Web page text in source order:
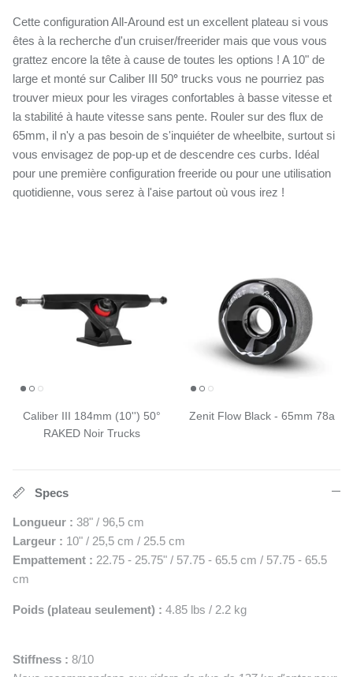
Cette configuration All-Around est un excellent plateau si vous
êtes à la recherche d'un cruiser/freerider mais que vous vous
grattez encore la tête à cause de toutes les options ! A 10" de
large et monté sur Caliber III 50° trucks vous ne pourriez pas
trouver mieux pour les virages confortables à basse vitesse et
la stabilité à haute vitesse sans pente. Rouler sur des flux de
65mm, il n'y a pas besoin de s'inquiéter de wheelbite, surtout si
vous envisagez de pop-up et de descendre ces curbs. Idéal
pour une première configuration freeride ou pour une utilisation
quotidienne, vous serez à l'aise partout où vous irez !
Caliber III 184mm (10'') 50°
RAKED Noir Trucks
Zenit Flow Black - 65mm 78a
Specs
Longueur : 38" / 96,5 cm
Largeur : 10" / 25,5 cm / 25.5 cm
Empattement : 22.75 - 25.75" / 57.75 - 65.5 cm / 57.75 - 65.5
cm
Poids (plateau seulement) : 4.85 lbs / 2.2 kg
Stiffness : 8/10